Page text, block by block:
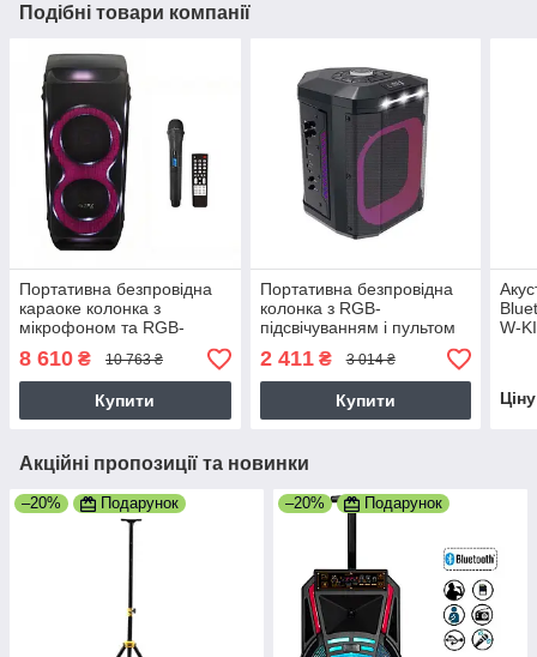
Подібні товари компанії
Портативна безпровідна
караоке колонка з
мікрофоном та RGB-
підсвічуванням 10"х2 100
Вт ZPX ZX-7792 (41х43х97
см)
8 610 ₴ 10 763 ₴
Купити
Портативна безпровідна
колонка з RGB-
підсвічуванням і пультом
керування 8" 25 Вт ZPX
ZX-8823
2 411₴ 3 014 ₴
Купити
W-
Акційні пропозиції та новинки
–20% Подарунок –20% Подарунок